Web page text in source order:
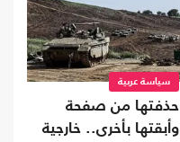
سياسة عربية
حذفتها من صفحة
وأبقتها بأخرى.. خارجية